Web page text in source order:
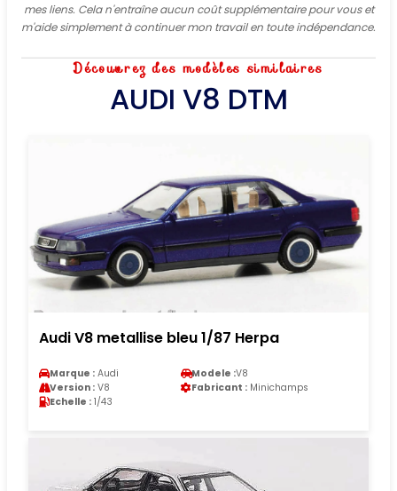
mes liens. Cela n'entraîne aucun coût supplémentaire pour vous et
m'aide simplement à continuer mon travail en toute indépendance.
Découvrez des modèles similaires
AUDI V8 DTM
Audi V8 metallise bleu 1/87 Herpa
Marque : Audi Modele :V8
Version : V8 Fabricant : Minichamps
Echelle : 1/43